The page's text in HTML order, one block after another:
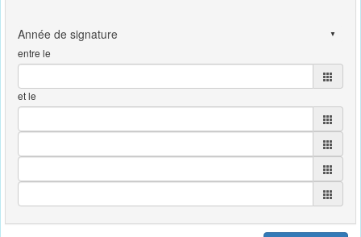
entre le
et le